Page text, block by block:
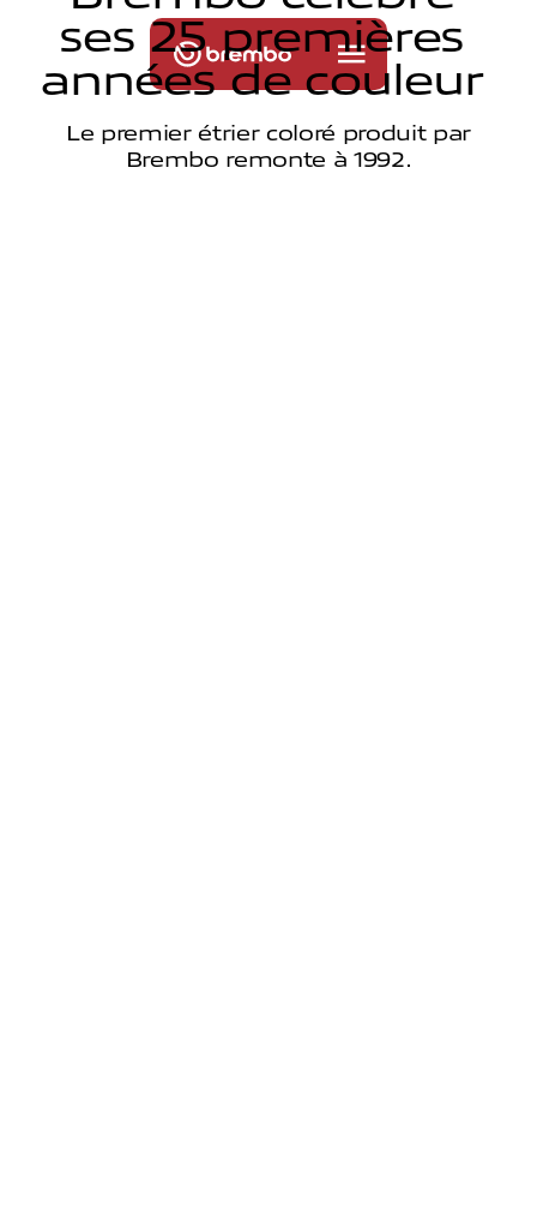
ses 25 premières
années de couleur
Le premier étrier coloré produit par
Brembo remonte à 1992.